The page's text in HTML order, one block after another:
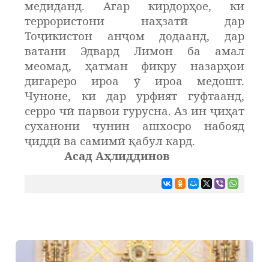
медиданд. Агар кирдорҳое, ки
террористони наҳзатӣ дар
Тоҷикистон анҷом додаанд, дар
ватани Эдвард Лимон ба амал
меомад, ҳатман фикру назарҳои
дигареро ироа ӯ ироа медошт.
Чуноне, ки дар урфият гуфтаанд,
серро чӣ парвои гурусна. Аз ин ҷиҳат
суханони чунин ашхосро набояд
ҷиддӣ ва самимӣ қабул кард.
Асад Аҳлиддинов